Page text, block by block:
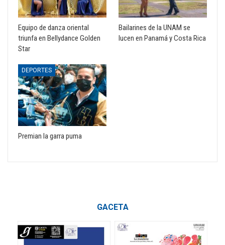
Equipo de danza oriental
triunfa en Bellydance Golden
Star
Bailarines de la UNAM se
lucen en Panamá y Costa Rica
DEPORTES
Premian la garra puma
GACETA